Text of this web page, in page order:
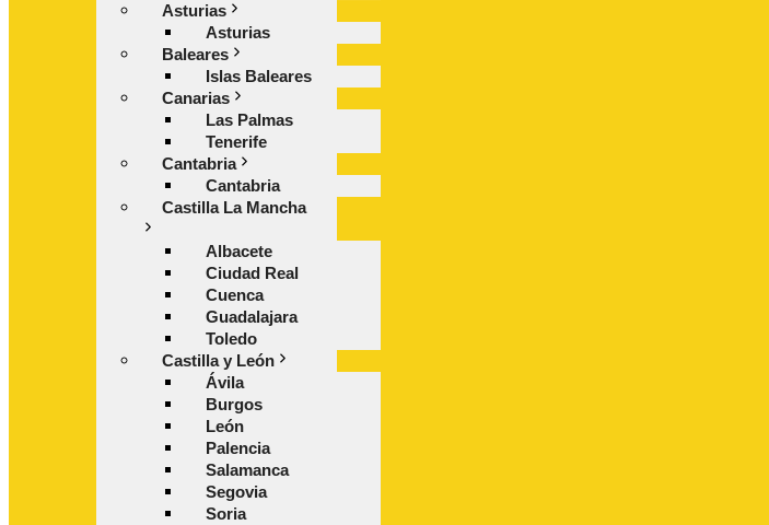
Asturias
Asturias
Baleares
Islas Baleares
Canarias
Las Palmas
Tenerife
Cantabria
Cantabria
Castilla La Mancha
Albacete
Ciudad Real
Cuenca
Guadalajara
Toledo
Castilla y León
Ávila
Burgos
León
Palencia
Salamanca
Segovia
Soria